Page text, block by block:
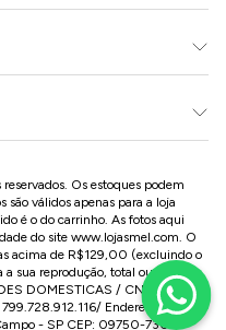
Os estoques podem
são válidos apenas para a loja
é o do carrinho. As fotos aqui
do site www.lojasmel.com. O
acima de R$129,00 (excluindo o
sua reprodução, total ou parcial,
DOMESTICAS / CNPJ:
Endereço: R José
- SP CEP: 09750-730